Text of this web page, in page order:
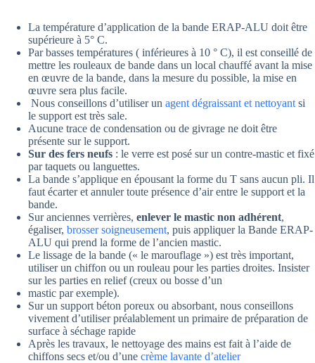
La température d’application de la bande ERAP-ALU doit être
supérieure à 5° C.
Par basses températures ( inférieures à 10 ° C), il est conseillé de
mettre les rouleaux de bande dans un local chauffé avant la mise
en œuvre de la bande, dans la mesure du possible, la mise en
œuvre sera plus facile.
Nous conseillons d’utiliser un agent dégraissant et nettoyant si
le support est très sale.
Aucune trace de condensation ou de givrage ne doit être
présente sur le support.
Sur des fers neufs : le verre est posé sur un contre-mastic et fixé
par taquets ou languettes.
La bande s’applique en épousant la forme du T sans aucun pli. Il
faut écarter et annuler toute présence d’air entre le support et la
bande.
Sur anciennes verrières, enlever le mastic non adhérent,
égaliser, brosser soigneusement, puis appliquer la Bande ERAP-
ALU qui prend la forme de l’ancien mastic.
Le lissage de la bande (« le marouflage ») est très important,
utiliser un chiffon ou un rouleau pour les parties droites. Insister
sur les parties en relief (creux ou bosse d’un
mastic par exemple).
Sur un support béton poreux ou absorbant, nous conseillons
vivement d’utiliser préalablement un primaire de préparation de
surface à séchage rapide
Après les travaux, le nettoyage des mains est fait à l’aide de
chiffons secs et/ou d’une crème lavante d’atelier